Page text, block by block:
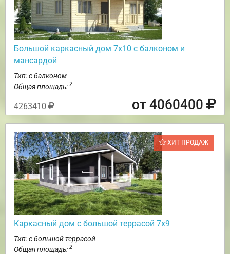
Большой каркасный дом 7х10 с балконом и
мансардой
Тип: с балконом
Общая площадь: 2
4263410 от 4060400
ХИТ ПРОДАЖ
Каркасный дом с большой террасой 7х9
Тип: с большой террасой
Общая площадь: 2